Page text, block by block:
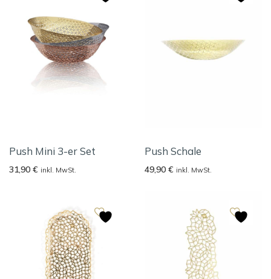
Push Mini 3-er Set
31,90 € inkl. MwSt.
Push Schale
49,90 € inkl. MwSt.